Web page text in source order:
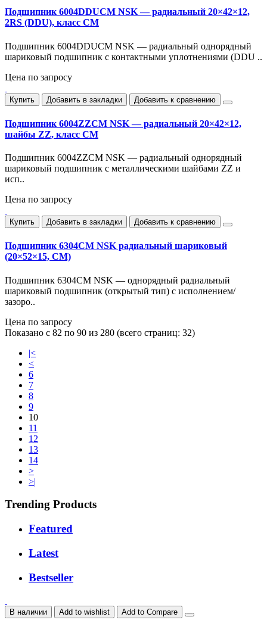
Подшипник 6004DDUCM NSK — радиальный 20×42×12,
2RS (DDU), класс CM
Подшипник 6004DDUCM NSK — радиальный однорядный
шариковый подшипник с контактными уплотнениями (DDU ..
Цена по запросу
Купить Добавить в закладки Добавить к сравнению
Подшипник 6004ZZCM NSK — радиальный 20×42×12,
шайбы ZZ, класс CM
Подшипник 6004ZZCM NSK — радиальный однорядный
шариковый подшипник с металлическими шайбами ZZ и
исп..
Цена по запросу
Купить Добавить в закладки Добавить к сравнению
Подшипник 6304CM NSK радиальный шариковый
(20×52×15, CM)
Подшипник 6304CM NSK — однорядный радиальный
шариковый подшипник (открытый тип) с исполнением/
зазоро..
Цена по запросу
Показано с 82 по 90 из 280 (всего страниц: 32)
|<
<
6
7
8
9
10
11
12
13
14
>
>|
Trending Products
Featured
Latest
Bestseller
В наличии Add to wishlist Add to Compare